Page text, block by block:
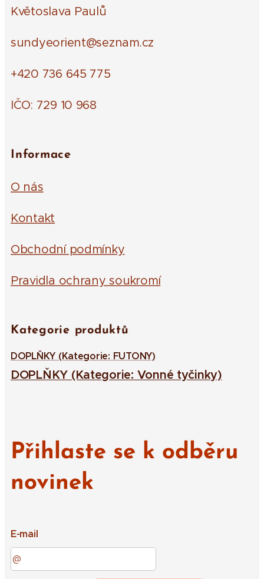
Květoslava Paulů
sundyeorient@seznam.cz
+420 736 645 775
IČO: 729 10 968
Informace
O nás
Kontakt
Obchodní podmínky
Pravidla ochrany soukromí
Kategorie produktů
DOPLŇKY (Kategorie: FUTONY)
DOPLŇKY (Kategorie: Vonné tyčinky)
Přihlaste se k odběru
novinek
E-mail